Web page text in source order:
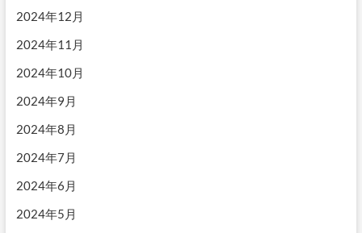
2024年12月
2024年11月
2024年10月
2024年9月
2024年8月
2024年7月
2024年6月
2024年5月